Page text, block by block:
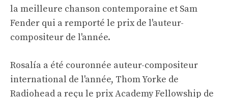
la meilleure chanson contemporaine et Sam
Fender qui a remporté le prix de l'auteur-
compositeur de l'année.
Rosalía a été couronnée auteur-compositeur
international de l'année, Thom Yorke de
Radiohead a reçu le prix Academy Fellowship de